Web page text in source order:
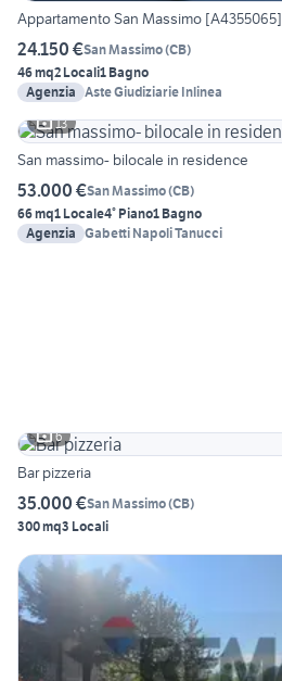
Appartamento San Massimo [A4355065]
24.150 €San Massimo(CB)
46 mq2 Locali1 Bagno
Agenzia Aste Giudiziarie Inlinea
13
San massimo- bilocale in residence
53.000 €San Massimo(CB)
66 mq1 Locale4° Piano1 Bagno
Agenzia Gabetti Napoli Tanucci
6
Bar pizzeria
35.000 €San Massimo(CB)
300 mq3 Locali